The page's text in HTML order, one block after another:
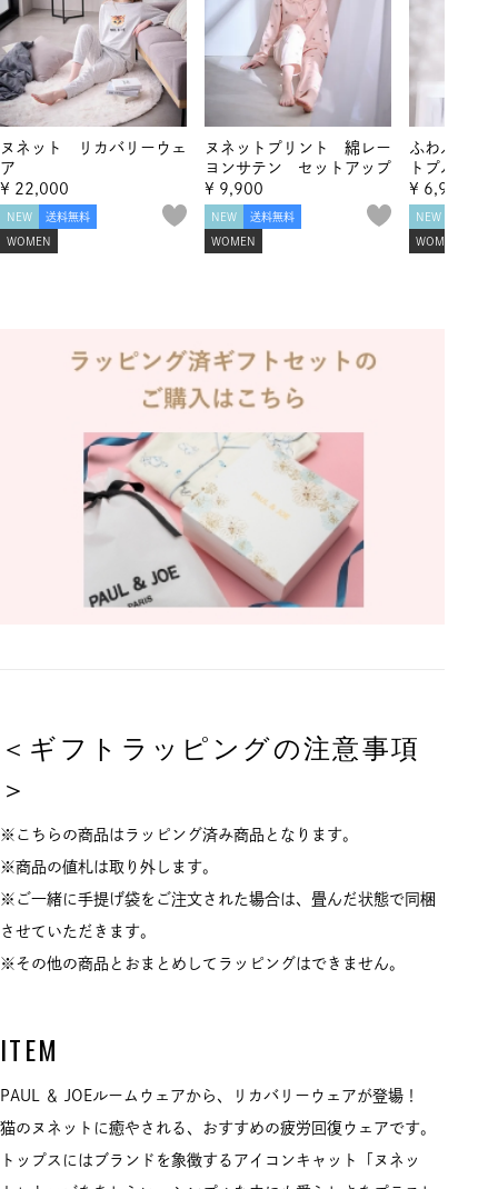
ヌネット リカバリーウェ
ア
NEW 送料無料
WOMEN
¥ 22,000
ヌネットプリント 綿レー
ヨンサテン セットアップ
NEW 送料無料
WOMEN
¥ 9,900
ふわふわヌ
トプルオー
NEW
WOMEN
¥ 6,930
＜ギフトラッピングの注意事項
＞
※こちらの商品はラッピング済み商品となります。
※商品の値札は取り外します。
※ご一緒に手提げ袋をご注文された場合は、畳んだ状態で同梱
させていただきます。
※その他の商品とおまとめしてラッピングはできません。
ITEM
PAUL ＆ JOEルームウェアから、リカバリーウェアが登場！
猫のヌネットに癒やされる、おすすめの疲労回復ウェアです。
トップスにはブランドを象徴するアイコンキャット「ヌネッ